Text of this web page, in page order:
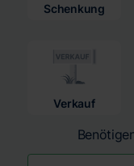
Schenkung
Verkauf